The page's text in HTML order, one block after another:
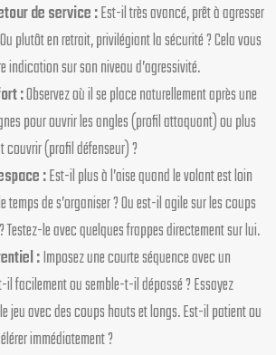
de service :Est-il très avancé, prêt à agresser
plutôt en retrait, privilégiant la sécurité ? Cela vous
indication sur son niveau d’agressivité.
:Observez où il se place naturellement après une
pour ouvrir les angles (profil attaquant) ou plus
couvrir (profil défenseur) ?
:Est-il plus à l’aise quand le volant est loin
temps de s’organiser ? Ou est-il agile sur les coups
Testez-le avec quelques frappes directement sur lui.
:Imposez une courte séquence avec un
il facilement ou semble-t-il dépassé ? Essayez
jeu avec des coups hauts et longs. Est-il patient ou
immédiatement ?